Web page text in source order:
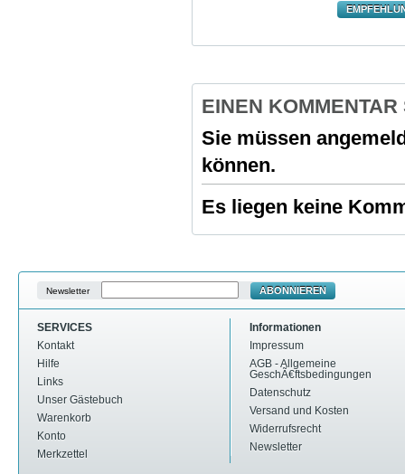
EINEN
Sie müssen
können.
Es liegen keine
Newsletter ABONNIEREN
SERVICES
Kontakt
Hilfe
Links
Unser Gästebuch
Warenkorb
Konto
Merkzettel
Informationen
Impressum
AGB - Allgemeine
GeschÃ€ftsbedingungen
Datenschutz
Versand und Kosten
Widerrufsrecht
Newsletter